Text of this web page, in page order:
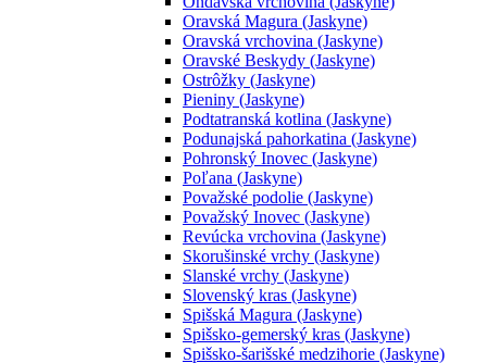
Oravská Magura (Jaskyne)
Oravská vrchovina (Jaskyne)
Oravské Beskydy (Jaskyne)
Ostrôžky (Jaskyne)
Pieniny (Jaskyne)
Podtatranská kotlina (Jaskyne)
Podunajská pahorkatina (Jaskyne)
Pohronský Inovec (Jaskyne)
Poľana (Jaskyne)
Považské podolie (Jaskyne)
Považský Inovec (Jaskyne)
Revúcka vrchovina (Jaskyne)
Skorušinské vrchy (Jaskyne)
Slanské vrchy (Jaskyne)
Slovenský kras (Jaskyne)
Spišská Magura (Jaskyne)
Spišsko-gemerský kras (Jaskyne)
Spišsko-šarišské medzihorie (Jaskyne)